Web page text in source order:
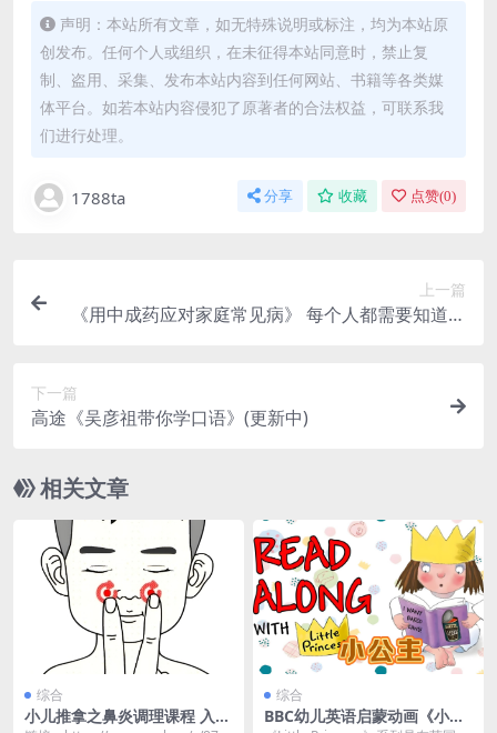
声明：本站所有文章，如无特殊说明或标注，均为本站原
创发布。任何个人或组织，在未征得本站同意时，禁止复
制、盗用、采集、发布本站内容到任何网站、书籍等各类媒
体平台。如若本站内容侵犯了原著者的合法权益，可联系我
们进行处理。
1788ta 分享 收藏 点赞(0)
上一篇
《用中成药应对家庭常见病》 每个人都需要知道的
下一篇
高途《吴彦祖带你学口语》(更新中)
相关文章
综合
小儿推拿之鼻炎调理课程 入门
综合
BBC幼儿英语启蒙动画《小公